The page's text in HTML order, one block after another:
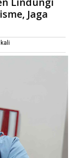
dari Praktik
Jaga
kali